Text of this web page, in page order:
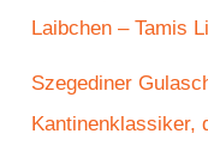
Laibchen – Tamis
Szegediner
Kantinenklassiker,